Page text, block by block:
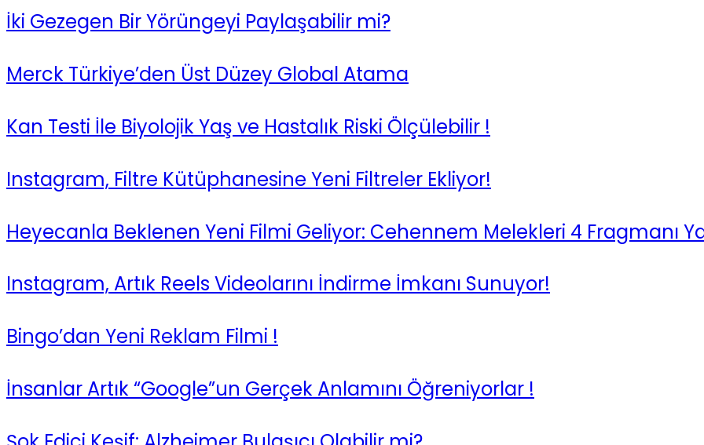
İki Gezegen Bir Yörüngeyi Paylaşabilir mi?
Merck Türkiye’den Üst Düzey Global Atama
Kan Testi İle Biyolojik Yaş ve Hastalık Riski Ölçülebilir !
Instagram, Filtre Kütüphanesine Yeni Filtreler Ekliyor!
Heyecanla Beklenen Yeni Filmi Geliyor: Cehennem Melekleri 4 Fragmanı
Instagram, Artık Reels Videolarını İndirme İmkanı Sunuyor!
Bingo’dan Yeni Reklam Filmi !
İnsanlar Artık “Google”un Gerçek Anlamını Öğreniyorlar !